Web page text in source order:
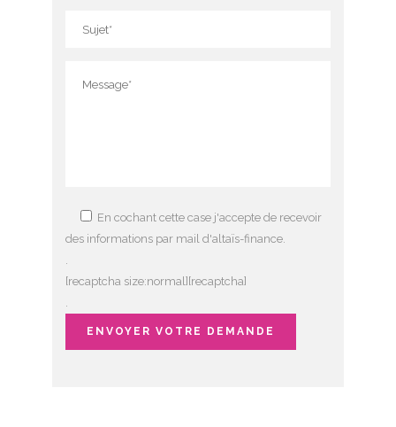
En cochant cette case j'accepte de recevoir
des informations par mail d'altaïs-finance.
.
[recaptcha size:normal][recaptcha]
.